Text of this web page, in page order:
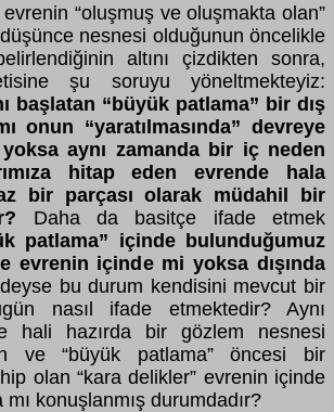
evrenin “oluşmuş ve oluşmakta olan”
nesnesi olduğunun öncelikle
altını çizdikten sonra,
şu soruyu yöneltmekteyiz:
başlatan “büyük patlama” bir dış
onun “yaratılmasında” devreye
yoksa aynı zamanda bir iç neden
hitap eden evrende hala
bir parçası olarak müdahil bir
Daha da basitçe ifade etmek
patlama” içinde bulunduğumuz
evrenin içinde mi yoksa dışında
bu durum kendisini mevcut bir
nasıl ifade etmektedir? Aynı
hali hazırda bir gözlem nesnesi
ve “büyük patlama” öncesi bir
olan “kara delikler” evrenin içinde
mı konuşlanmış durumdadır?